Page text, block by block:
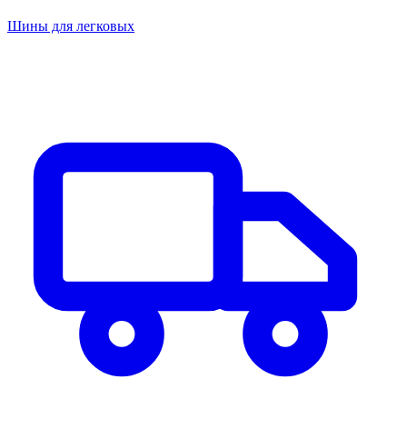
Шины для легковых